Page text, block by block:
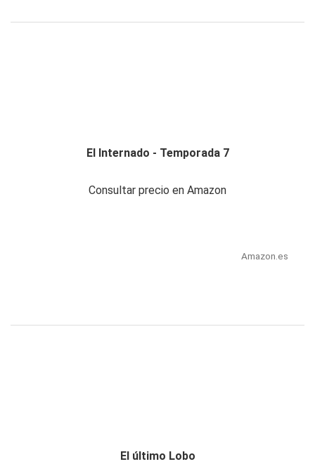
El Internado - Temporada 7
Consultar precio en Amazon
Amazon.es
El último Lobo